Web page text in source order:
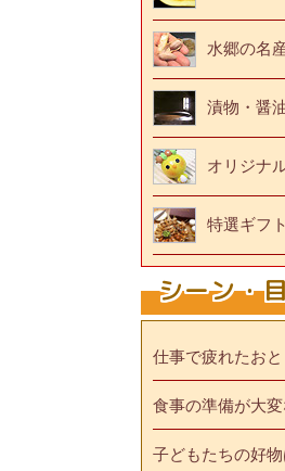
水郷の名
漬物・醤
オリジナ
特選ギフ
シーン・
仕事で疲れたお
食事の準備が大
子どもたちの好